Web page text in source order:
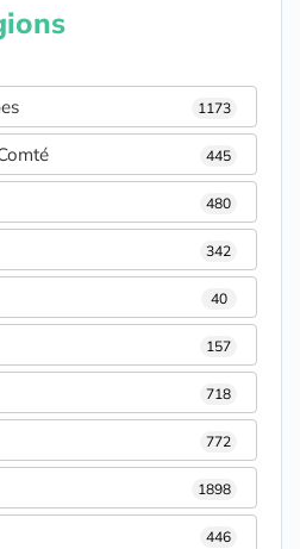
1173
445
480
342
40
157
718
772
1898
446